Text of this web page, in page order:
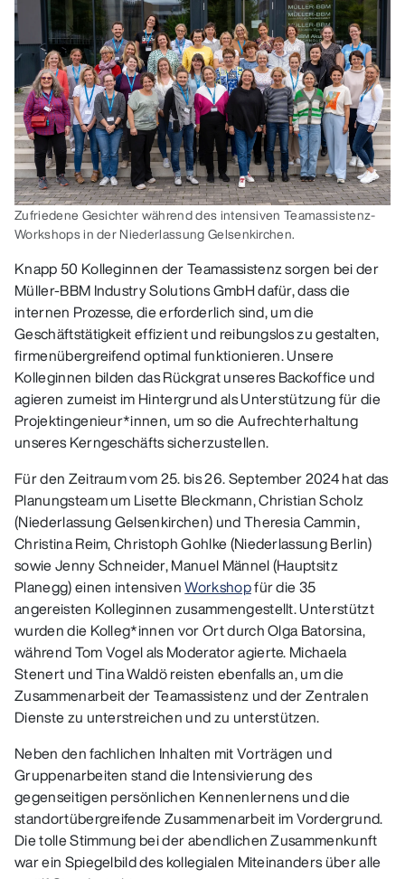
Zufriedene Gesichter während des intensiven Teamassistenz-
Workshops in der Niederlassung Gelsenkirchen.
Knapp 50 Kolleginnen der Teamassistenz sorgen bei der
Müller-BBM Industry Solutions GmbH dafür, dass die
internen Prozesse, die erforderlich sind, um die
Geschäftstätigkeit effizient und reibungslos zu gestalten,
firmenübergreifend optimal funktionieren. Unsere
Kolleginnen bilden das Rückgrat unseres Backoffice und
agieren zumeist im Hintergrund als Unterstützung für die
Projektingenieur*innen, um so die Aufrechterhaltung
unseres Kerngeschäfts sicherzustellen.
Für den Zeitraum vom 25. bis 26. September 2024 hat das
Planungsteam um Lisette Bleckmann, Christian Scholz
(Niederlassung Gelsenkirchen) und Theresia Cammin,
Christina Reim, Christoph Gohlke (Niederlassung Berlin)
sowie Jenny Schneider, Manuel Männel (Hauptsitz
Planegg) einen intensivenWorkshopfür die 35
angereisten Kolleginnen zusammengestellt. Unterstützt
wurden die Kolleg*innen vor Ort durch Olga Batorsina,
während Tom Vogel als Moderator agierte. Michaela
Stenert und Tina Waldö reisten ebenfalls an, um die
Zusammenarbeit der Teamassistenz und der Zentralen
Dienste zu unterstreichen und zu unterstützen.
Neben den fachlichen Inhalten mit Vorträgen und
Gruppenarbeiten stand die Intensivierung des
gegenseitigen persönlichen Kennenlernens und die
standortübergreifende Zusammenarbeit im Vordergrund.
Die tolle Stimmung bei der abendlichen Zusammenkunft
war ein Spiegelbild des kollegialen Miteinanders über alle